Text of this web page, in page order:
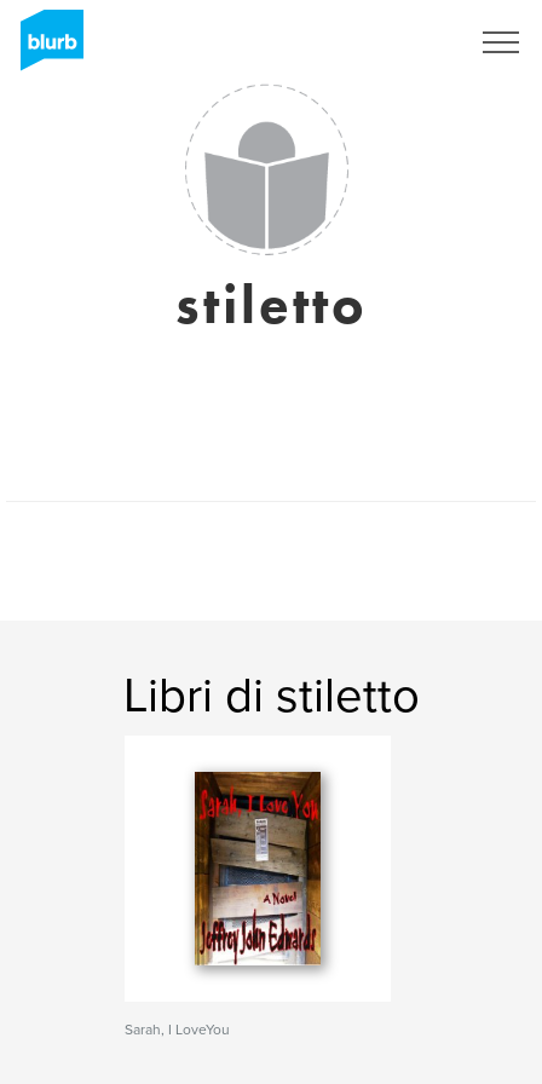
stiletto
Libri di stiletto
Sarah, I LoveYou